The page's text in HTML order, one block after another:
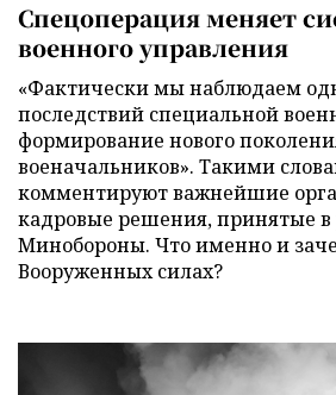
Спецоперация меняет
военного управления
«Фактически мы наблюдаем
последствий специальной
формирование нового
военачальников». Такими
комментируют важнейшие
кадровые решения, принятые в
Минобороны. Что именно и
Вооруженных силах?